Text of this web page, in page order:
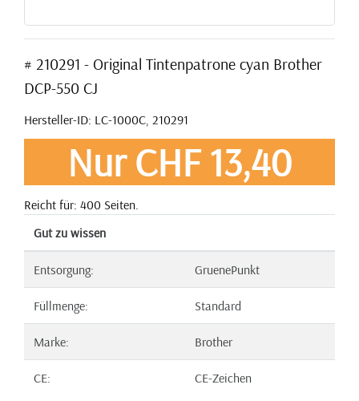
# 210291 - Original Tintenpatrone cyan Brother
DCP-550 CJ
Hersteller-ID: LC-1000C, 210291
Nur CHF 13,40
Reicht für: 400 Seiten.
Gut zu wissen
Entsorgung: GruenePunkt
Füllmenge: Standard
Marke: Brother
CE: CE-Zeichen